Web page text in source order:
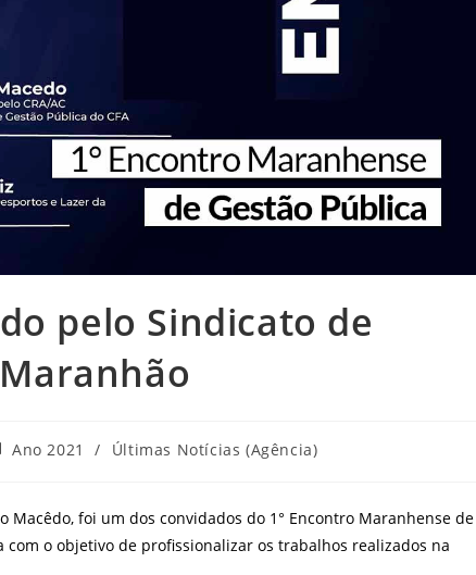
pelo Sindicato de
Ano 2021 / Últimas Notícias (Agência)
Macêdo, foi um dos convidados do 1° Encontro Maranhense de
com o objetivo de profissionalizar os trabalhos realizados na